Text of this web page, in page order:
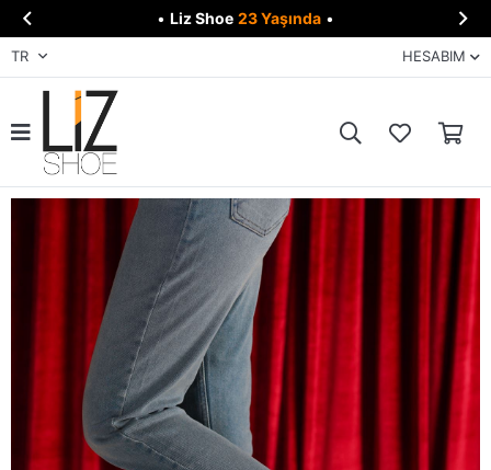
 • Liz Shoe 23 Yaşında • 
TR HESABIM